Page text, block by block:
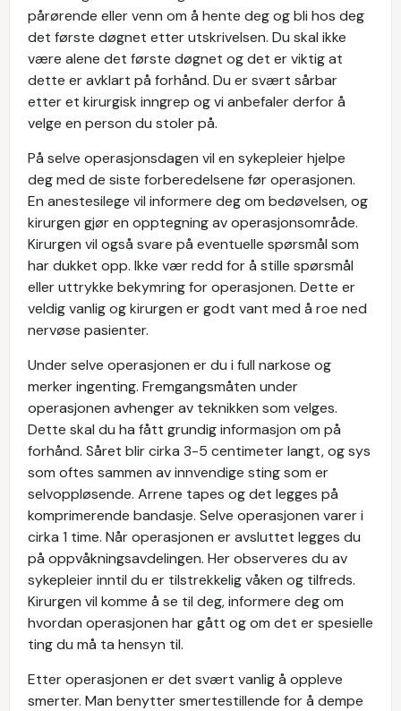
pårørende eller venn om å hente deg og bli hos deg
det første døgnet etter utskrivelsen. Du skal ikke
være alene det første døgnet og det er viktig at
dette er avklart på forhånd. Du er svært sårbar
etter et kirurgisk inngrep og vi anbefaler derfor å
velge en person du stoler på.
På selve operasjonsdagen vil en sykepleier hjelpe
deg med de siste forberedelsene før operasjonen.
En anestesilege vil informere deg om bedøvelsen, og
kirurgen gjør en opptegning av operasjonsområde.
Kirurgen vil også svare på eventuelle spørsmål som
har dukket opp. Ikke vær redd for å stille spørsmål
eller uttrykke bekymring for operasjonen. Dette er
veldig vanlig og kirurgen er godt vant med å roe ned
nervøse pasienter.
Under selve operasjonen er du i full narkose og
merker ingenting. Fremgangsmåten under
operasjonen avhenger av teknikken som velges.
Dette skal du ha fått grundig informasjon om på
forhånd. Såret blir cirka 3-5 centimeter langt, og sys
som oftes sammen av innvendige sting som er
selvoppløsende. Arrene tapes og det legges på
komprimerende bandasje. Selve operasjonen varer i
cirka 1 time. Når operasjonen er avsluttet legges du
på oppvåkningsavdelingen. Her observeres du av
sykepleier inntil du er tilstrekkelig våken og tilfreds.
Kirurgen vil komme å se til deg, informere deg om
hvordan operasjonen har gått og om det er spesielle
ting du må ta hensyn til.
Etter operasjonen er det svært vanlig å oppleve
smerter. Man benytter smertestillende for å dempe